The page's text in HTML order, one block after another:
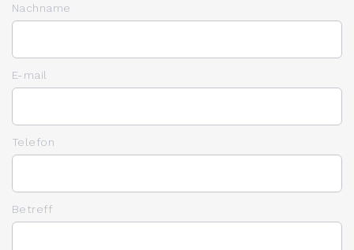
Nachname
E-mail
Telefon
Betreff